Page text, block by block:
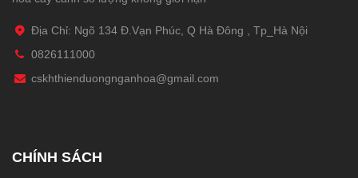
Địa Chỉ: Ngõ 134 Đ.Vạn Phúc, Q Hà Đông , Tp_Hà Nội
0826111000
cskhthienduongnganhoa@gmail.com
CHÍNH SÁCH